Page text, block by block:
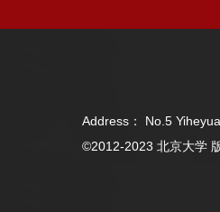
Address： No.5
©2012-2023 北京大学